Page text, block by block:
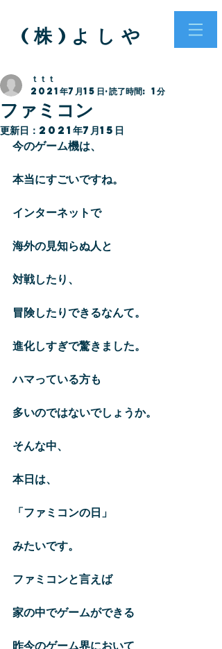
( 株 ) よ し や
ファミコン
ｔｔｔ
2021年7月15日 読了時間: 1分
更新日： 2021年7月15日
今のゲーム機は、
本当にすごいですね。
インターネットで
海外の見知らぬ人と
対戦したり、
冒険したりできるなんて。
進化しすぎで驚きました。
ハマっている方も
多いのではないでしょうか。
そんな中、
本日は、
「ファミコンの日」
みたいです。
ファミコンと言えば
家の中でゲームができる
昨今のゲーム界において